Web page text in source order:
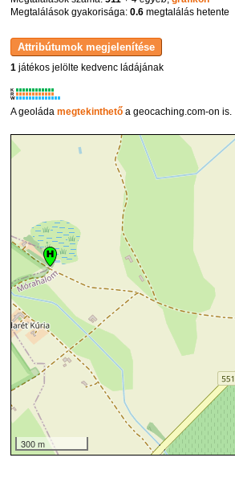
Megtalálások gyakorisága:0.6 megtalálás hetente
1 játékos jelölte kedvenc ládájának
K
R
W
A geoládamegtekinthető a geocaching.com-on is.
300 m